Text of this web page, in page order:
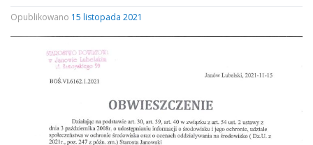
Opublikowano 15 listopada 2021